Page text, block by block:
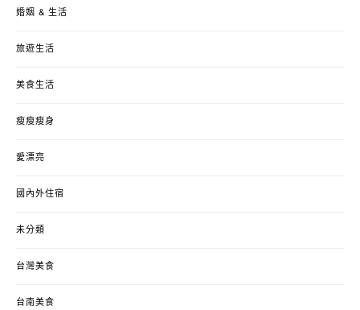
婚姻 & 生活
旅遊生活
美食生活
瘦瘦瘦身
愛漂亮
國內外住宿
未分類
台灣美食
台南美食